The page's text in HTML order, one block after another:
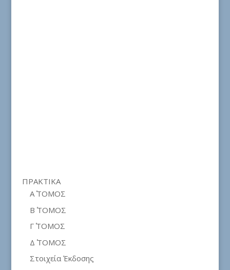
ΠΡΑΚΤΙΚΑ
Α΄ ΤΟΜΟΣ
Β΄ ΤΟΜΟΣ
Γ΄ ΤΟΜΟΣ
Δ΄ ΤΟΜΟΣ
Στοιχεία Έκδοσης